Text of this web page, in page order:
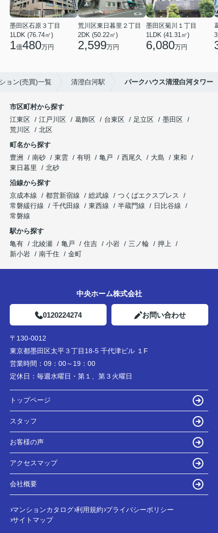
墨田区石原３丁目
1LDK (76.74㎡)
1億480万円
荒川区東日暮里２丁目
2DK (50.22㎡)
2,599万円
墨田区菊川１丁目
1LDK (41.31㎡)
6,080万円
ョン(売買)一覧 清澄白河駅 パークハウス清澄白河タワー
市区町村から探す
江東区
江戸川区 葛飾区 台東区 足立区
墨田区
荒川区
北区
町名から探す
豊洲
南砂 東雲 有明 亀戸 西尾久 大島
東和
東日暮里
北砂
沿線から探す
京成本線
都営新宿線 総武線
つくばエクスプレス
常磐緩行線
千代田線 東西線 半蔵門線
日比谷線
常磐線
駅から探す
亀有
北綾瀬 亀戸 住吉 小岩 三ノ輪
押上
新小岩
南千住 金町
中央ホーム株式会社
0120224274 お問い合わせ
〒130-0012
東京都墨田区太平３丁目18-5 千代津ビル １F
営業時間： 09：00～19：00
定休日： 毎週水曜日・第１、第３火曜日
トップページ
スタッフ
お客様の声
アクセスマップ
会社概要
マンションカタログ 利用規約 プライバシーポリシー
サイトマップ